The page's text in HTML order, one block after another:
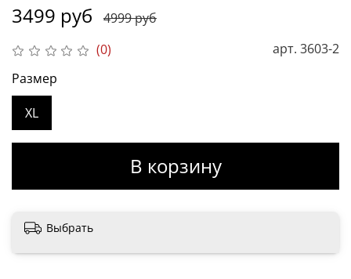
(0) арт. 3603-2
3499 руб 4999 руб
В корзину
Размер
XL
Выбрать